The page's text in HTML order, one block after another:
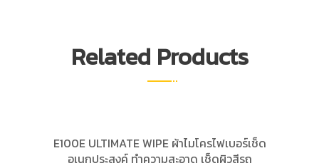
Related Products
E100E ULTIMATE WIPE ผ้าไมโครไฟเบอร์เช็ด
อเนกประสงค์ ทำความสะอาด เช็ดผิวสีรถ